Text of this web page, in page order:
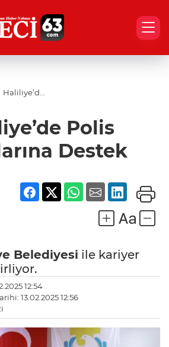
Haliliye’de
Destek
Polis
Destek
Belediyesi ile kariyer
12:54
13.02.2025 12:56